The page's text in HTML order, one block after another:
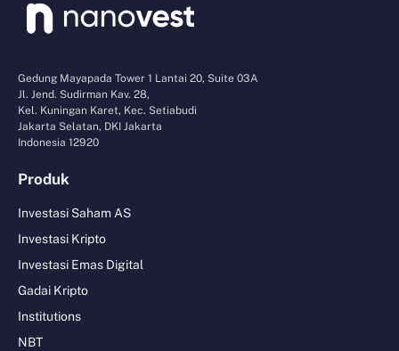
Gedung Mayapada Tower 1 Lantai 20, Suite 03A
Jl. Jend. Sudirman Kav. 28,
Kel. Kuningan Karet, Kec. Setiabudi
Jakarta Selatan, DKI Jakarta
Indonesia 12920
Produk
Investasi Saham AS
Investasi Kripto
Investasi Emas Digital
Gadai Kripto
Institutions
NBT